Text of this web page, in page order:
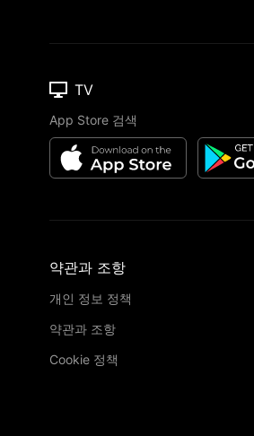
TV
App Store 검색
약관과 조항
개인 정보 정책
약관과 조항
Cookie 정책